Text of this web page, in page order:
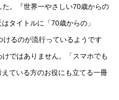
。『世界一やさしい70歳からの
タイトルに「70歳からの」
けるのが流行っているようです
ではありません。「スマホでも
ている方のお役にも立てる一冊